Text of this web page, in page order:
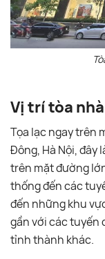
Vị trí tòa nhà
Tọa lạc ngay trên
Đông, Hà Nội, đây
trên mặt đường
thống đến các
đến những khu
gần với các tuyến
tỉnh thành khác.